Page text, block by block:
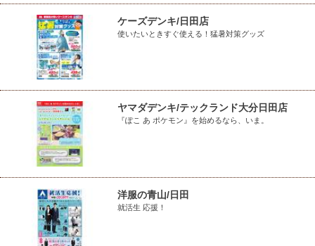
ケーズデンキ/日田店
使いたいときすぐ使える！猛暑対策グッズ
ヤマダデンキ/テックランド大分日田店
『ぽこ あ ポケモン』を始めるなら、いま。
洋服の青山/日田
就活生 応援！